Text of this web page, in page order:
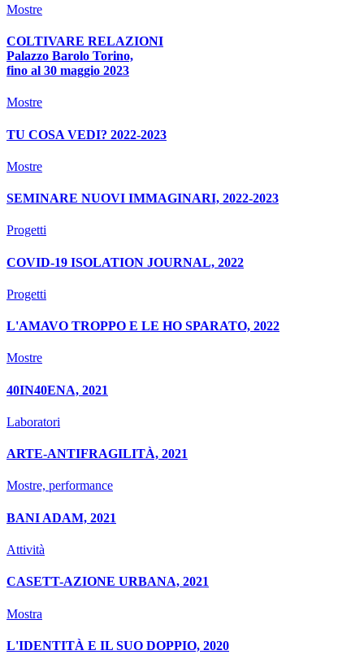
Mostre
COLTIVARE RELAZIONI
Palazzo Barolo Torino,
fino al 30 maggio 2023
Mostre
TU COSA VEDI? 2022-2023
Mostre
SEMINARE NUOVI IMMAGINARI, 2022-2023
Progetti
COVID-19 ISOLATION JOURNAL, 2022
Progetti
L'AMAVO TROPPO E LE HO SPARATO, 2022
Mostre
40IN40ENA, 2021
Laboratori
ARTE-ANTIFRAGILITÀ, 2021
Mostre, performance
BANI ADAM, 2021
Attività
CASETT-AZIONE URBANA, 2021
Mostra
L'IDENTITÀ E IL SUO DOPPIO, 2020